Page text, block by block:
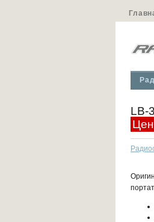
LB-